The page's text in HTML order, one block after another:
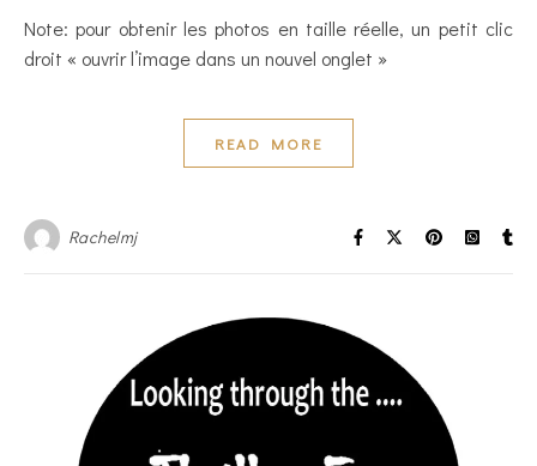
Note: pour obtenir les photos en taille réelle, un petit clic
droit « ouvrir l’image dans un nouvel onglet »
READ MORE
Rachelmj